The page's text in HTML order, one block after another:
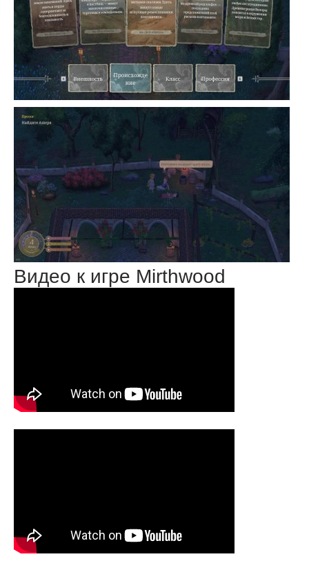
Видео к игре Mirthwood